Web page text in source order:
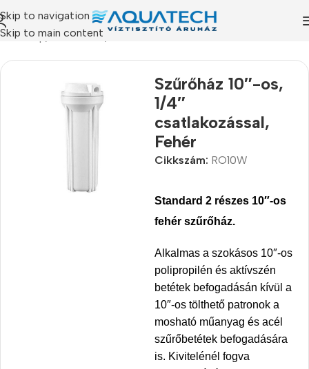
Skip to navigation
Skip to main content
Kezdőlap/Termékeink
Szűrőház 10″-os,
1/4″
csatlakozással,
Fehér
Cikkszám: RO10W
Standard 2 részes 10″-os
fehér szűrőház.
Alkalmas a szokásos 10″-os
polipropilén és aktívszén
betétek befogadásán kívül a
10″-os tölthető patronok a
mosható műanyag és acél
szűrőbetétek befogadására
is. Kivitelénél fogva